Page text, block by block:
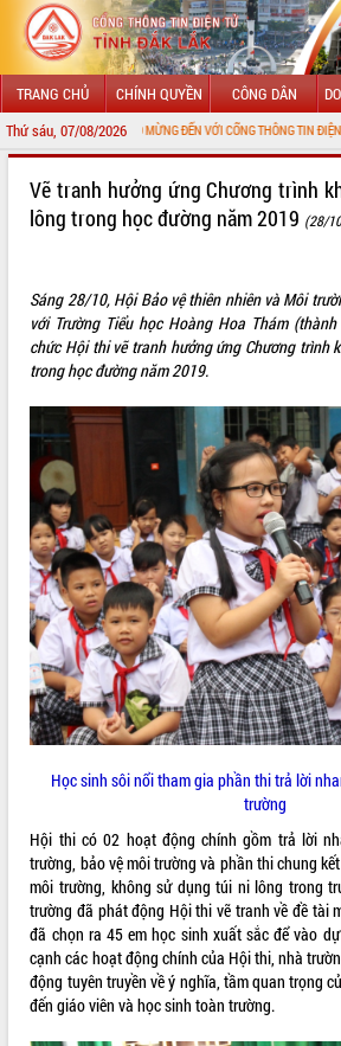
TRANG CHỦ CHÍNH QUYỀN CÔNG DÂN
Thứ sáu, 07/08/2026
CHÀO MỪNG ĐẾN VỚI CỔNG THÔNG TIN ĐIỆN TỬ TỈNH
LÃNH ĐẠO UBND TỈNH
SỞ, BAN, NGÀNH
UBND CÁC XÃ, PHƯỜNG
THÔNG TIN CHỈ ĐẠO ĐIỀU HÀNH
HỆ THỐNG VĂN BẢN
VĂN BẢN HĐND TỈNH
ĐIỂM TIN VĂN BẢN
QUY HOẠCH - KẾ HOẠCH
Vẽ tranh hưởng ứng Chương trình
lông trong học đường năm 2019 (28/
Sáng 28/10, Hội Bảo vệ thiên nhiên và Môi
với Trường Tiểu học Hoàng Hoa Thám
chức Hội thi vẽ tranh hưởng ứng Chương trình
trong học đường năm 2019.
Học sinh sôi nổi tham gia phần thi trả lời
trường
Hội thi có 02 hoạt động chính gồm trả lời
trường, bảo vệ môi trường và phần thi chung
môi trường, không sử dụng túi ni lông trong
trường đã phát động Hội thi vẽ tranh về đề tài
đã chọn ra 45 em học sinh xuất sắc để vào
cạnh các hoạt động chính của Hội thi, nhà
động tuyên truyền về ý nghĩa, tầm quan trọng
đến giáo viên và học sinh toàn trường.